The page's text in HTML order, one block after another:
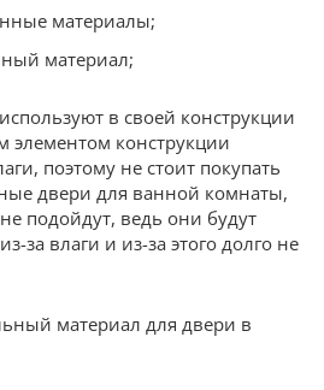
материалы;
материал;
в своей конструкции
элементом конструкции
поэтому не стоит покупать
двери для ванной комнаты,
подойдут, ведь они будут
за влаги и из-за этого долго не
материал для двери в